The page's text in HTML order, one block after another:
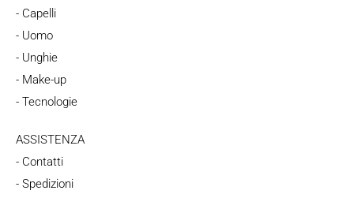
- Capelli
- Uomo
- Unghie
- Make-up
- Tecnologie
ASSISTENZA
- Contatti
- Spedizioni